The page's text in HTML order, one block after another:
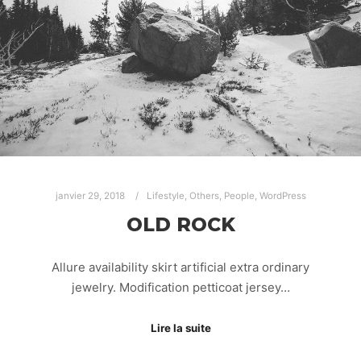
janvier 29, 2018 Lifestyle Others, People WordPress
OLD ROCK
Allure availability skirt artificial extra ordinary
jewelry. Modification petticoat jersey…
Lire la suite